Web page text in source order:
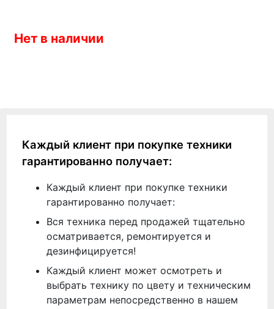
Нет в наличии
Каждый клиент при покупке техники
гарантированно получает:
Каждый клиент при покупке техники
гарантированно получает:
Вся техника перед продажей тщательно
осматривается, ремонтируется и
дезинфицируется!
Каждый клиент может осмотреть и
выбрать технику по цвету и техническим
параметрам непосредственно в нашем